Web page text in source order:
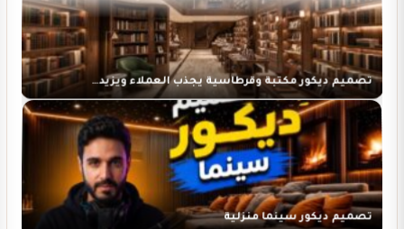
تصميم ديكور مكتبة وقرطاسية يجذب العملاء ويزيد…
تصميم ديكور سينما منزلية